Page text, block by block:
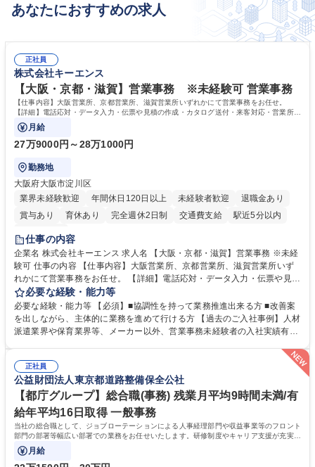
あなたにおすすめの求人
正社員
株式会社キーエンス
【大阪・京都・滋賀】営業事務 ※未経験可 営業事務
【仕事内容】大阪営業所、京都営業所、滋賀営業所いずれかにて営業事務をお任せ。
【詳細】電話応対・データ入力・伝票や見積の作成・カタログ送付・来客対応・営業所内
で発生する事務業務や業務改善をお任せ。
月給
27万9000円～28万1000円
勤務地
大阪府大阪市淀川区
業界未経験歓迎
年間休日120日以上 未経験者歓迎
退職金あり
賞与あり
育休あり 完全週休2日制 交通費支給
駅近5分以内
土日祝休み
仕事の内容
企業名 株式会社キーエンス 求人名 【大阪・京都・滋賀】営業事務 ※未経
験可 仕事の内容 【仕事内容】大阪営業所、京都営業所、滋賀営業所いず
れかにて営業事務をお任せ。 【詳細】電話応対・データ入力・伝票や見積
の作成・カタログ送付・来客対応・営業所内で発生する事務業務や業務改
善をお任せ。 【教育制度】ご入社後、育成担当とペアになりながらOJTに
て業務を覚えていただくことが可能です。業務システムがきちんと構築さ
れているため、スムーズに仕事に慣れることができる環境です。また、
常に改善を目指す風土のため、安心して業務に取り組んでいただけます。
募集職種 【大阪・京都・滋賀】営業事務 ※未経験可
必要な経験・能力等
必要な経験・能力等 【必須】■協調性を持って業務推進出来る方 ■改善案
を出しながら、主体的に業務を進めて行ける方 【過去のご入社事例】人材
派遣業界や保育業界等、メーカー以外、営業事務未経験者の入社実績有
により、キーエンスの付加価値向上に貢献します。ベースの定型業務に加
えて、お客様や社員の状況に合わせ、能動的なサポート、改善の動きも期
待され。組織を支えるスペシャリストとして、チームに貢献し、結果的に
社員から頼られる存在になることができます。平均19:30の退勤以降の業
務の持ち帰りも禁止されており、メリハリのある働き方となります。 学
歴・資格 学歴：大学院 大学 高専 短大 語学力： 資格：
正社員
公益財団法人東京都道路整備保全公社
【都庁グループ】総合職(事務) 残業月平均9時間未満/有
給年平均16日取得 一般事務
当社の総合職として、ジョブローテーションによる人事経理部門や収益事業等のフロント
部門の部署等幅広い部署での業務をお任せいたします。研修制度やキャリア支援が充実し
ております！ ※下記業務詳細
月給